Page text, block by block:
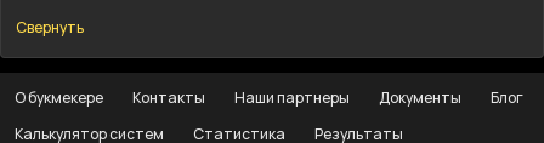
Свернуть
О букмекере Контакты Наши партнеры Документы
Блог
Калькулятор систем
Статистика
Результаты